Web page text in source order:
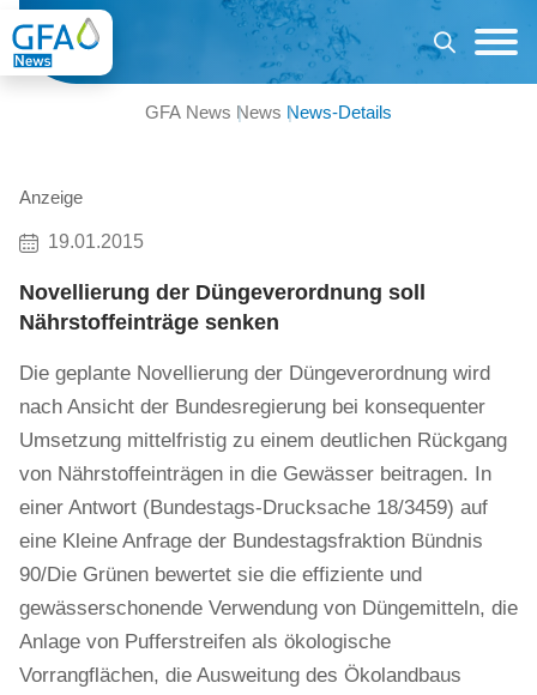
GFA News News News-Details
Anzeige
19.01.2015
Novellierung der Düngeverordnung soll
Nährstoffeinträge senken
Die geplante Novellierung der Düngeverordnung wird
nach Ansicht der Bundesregierung bei konsequenter
Umsetzung mittelfristig zu einem deutlichen Rückgang
von Nährstoffeinträgen in die Gewässer beitragen. In
einer Antwort (Bundestags-Drucksache 18/3459) auf
eine Kleine Anfrage der Bundestagsfraktion Bündnis
90/Die Grünen bewertet sie die effiziente und
gewässerschonende Verwendung von Düngemitteln, die
Anlage von Pufferstreifen als ökologische
Vorrangflächen, die Ausweitung des Ökolandbaus